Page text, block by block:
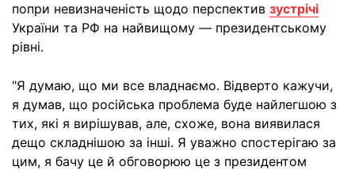
попри невизначеність щодо перспектив зустрічі
України та РФ на найвищому — президентському
рівні.
"Я думаю, що ми все владнаємо. Відверто кажучи,
я думав, що російська проблема буде найлегшою з
тих, які я вирішував, але, схоже, вона виявилася
дещо складнішою за інші. Я уважно спостерігаю за
цим, я бачу це й обговорюю це з президентом